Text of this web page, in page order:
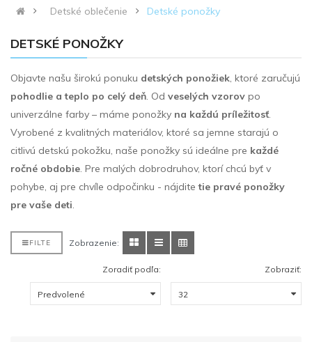
Detské oblečenie Detské ponožky
DETSKÉ PONOŽKY
Objavte našu širokú ponuku detských ponožiek, ktoré zaručujú
pohodlie a teplo po celý deň. Od veselých vzorov po
univerzálne farby – máme ponožky na každú príležitosť.
Vyrobené z kvalitných materiálov, ktoré sa jemne starajú o
citlivú detskú pokožku, naše ponožky sú ideálne pre každé
ročné obdobie. Pre malých dobrodruhov, ktorí chcú byť v
pohybe, aj pre chvíle odpočinku - nájdite tie pravé ponožky
pre vaše deti.
FILTE Zobrazenie:
Zoradiť podľa: Zobraziť: